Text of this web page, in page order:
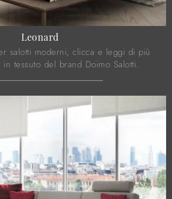
Leonard
salotti moderni, clicca e leggi di più
tessuto del brand Doimo Salotti.